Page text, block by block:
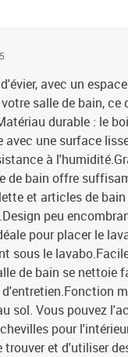
avec un
salle de bain, ce
durable : le
avec une surface
à
de bain offre
et articles de
peu
pour placer le
sous le
de bain se
sol. Vous pouvez
pour
trouver et d'utiliser